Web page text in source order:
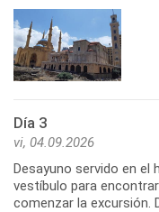
Día 3
vi, 04.09.2026
Desayuno servido en el
vestíbulo para
comenzar la excursión.